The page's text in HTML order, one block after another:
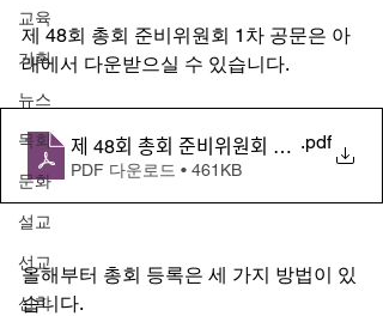
교육
기획
뉴스
목회
문화
설교
선교
신학
제 48회 총회 준비위원회 1차 공문은 아
래에서 다운받으실 수 있습니다.
제 48회 총회 준비위원회 공문-1차
.pdf
PDF 다운로드 • 461KB
올해부터 총회 등록은 세 가지 방법이 있
습니다.